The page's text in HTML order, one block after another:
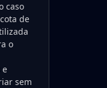
caso
de
o
e
sem